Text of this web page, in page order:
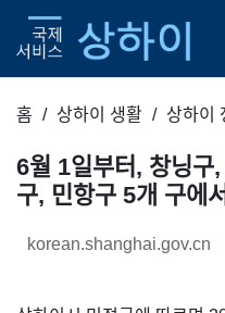
홈 상하이 생활 상하이
6월 1일부터, 창닝구
구, 민항구 5개 구에
korean.shanghai.gov.cn